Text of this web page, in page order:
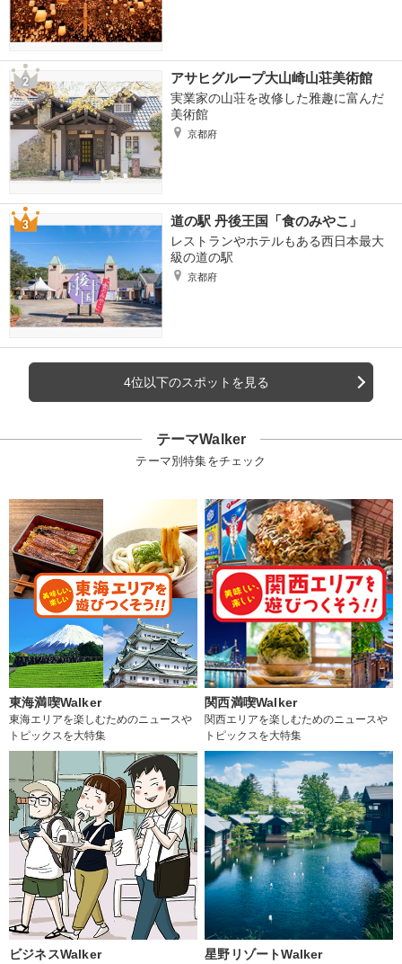
アサヒグループ大山崎山荘美術館
実業家の山荘を改修した雅趣に富んだ
美術館
京都府
道の駅 丹後王国「食のみやこ」
レストランやホテルもある西日本最大
級の道の駅
京都府
4位以下のスポットを見る
テーマWalker
テーマ別特集をチェック
東海満喫Walker
東海エリアを楽しむためのニュースや
トピックスを大特集
関西満喫Walker
関西エリアを楽しむためのニュースや
トピックスを大特集
ビジネスWalker 星野リゾートWalker